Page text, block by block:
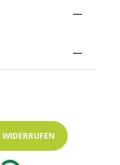
WIDERRUFEN